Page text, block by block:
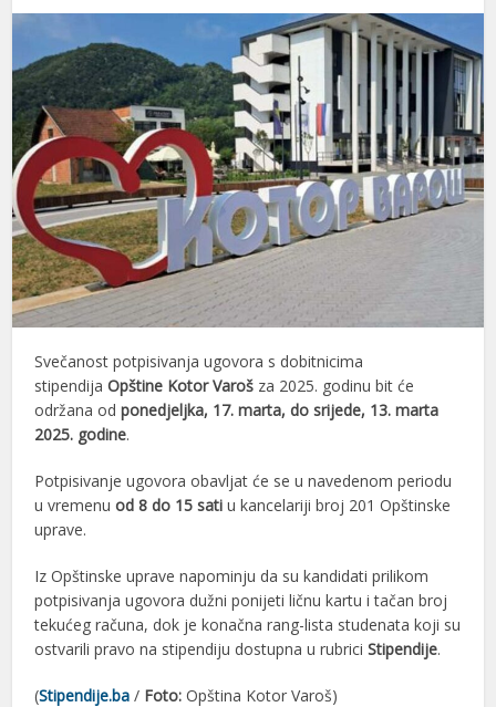
Svečanost potpisivanja ugovora s dobitnicima
stipendijaOpštine Kotor Varoš za 2025. godinu bit će
održana odponedjeljka, 17. marta, do srijede, 13. marta
2025. godine.
Potpisivanje ugovora obavljat će se u navedenom periodu
u vremenu od 8 do 15 sati u kancelariji broj 201 Opštinske
uprave.
Iz Opštinske uprave napominju da su kandidati prilikom
potpisivanja ugovora dužni ponijeti ličnu kartu i tačan broj
tekućeg računa, dok je konačna rang-lista studenata koji su
ostvarili pravo na stipendiju dostupna u rubriciStipendije.
(Stipendije.ba / Foto: Opština Kotor Varoš)